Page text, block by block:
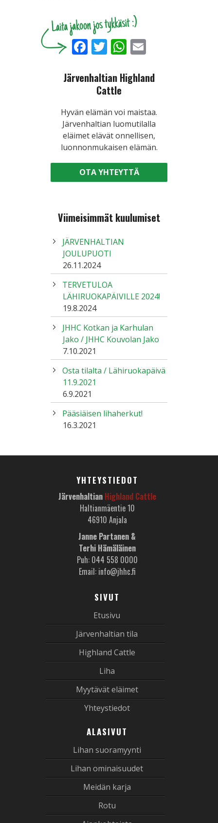
Facebook
TwitterWhatsApp
Järvenhaltian Highland
Cattle
Hyvän elämän voi maistaa.
Järvenhaltian luomutilalla
eläimet elävät onnellisen,
luonnonmukaisen elämän.
OTA YHTEYTTÄ
Viimeisimmät kuulumiset
JÄRVENHALTIAN
JOULUPUOTI
26.11.2024
TERVETULOA
LÄHIRUOKAPÄIVILLE 2024!
19.8.2024
JHHC Kotkan ja Karhulan
Jako / JHHC Kouvolan Jako
7.10.2021
Osta tilalta / Lähiruokapäivä
11.9.2021
6.9.2021
Pääsiäisen lihaherkut!
16.3.2021
YHTEYSTIEDOT
Järvenhaltian Highland Cattle
Haltianmäentie 10
46910 Anjala
Janne Partanen &
Terhi Hämäläinen
Puh: 044 558 0000
Email: info@jhhc.fi
SIVUT
Etusivu
Järvenhaltian tila
Highland Cattle
Liha
Myytävät eläimet
Yhteystiedot
ALASIVUT
Lihan suoramyynti
Lihan ominaisuudet
Meidän karja
Rotu